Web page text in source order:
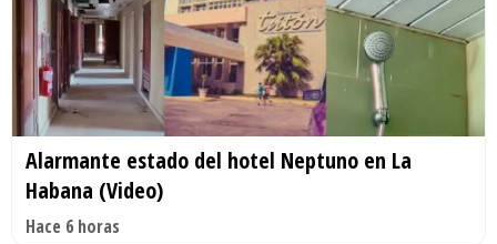
Alarmante estado del hotel Neptuno en La
Habana (Video)
Hace 6 horas